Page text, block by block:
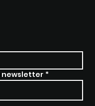
newsletter *